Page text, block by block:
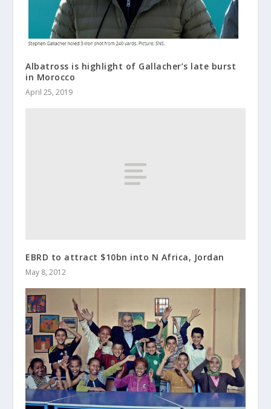
Albatross is highlight of Gallacher’s late burst
in Morocco
April 25, 2019
EBRD to attract $10bn into N Africa, Jordan
May 8, 2012